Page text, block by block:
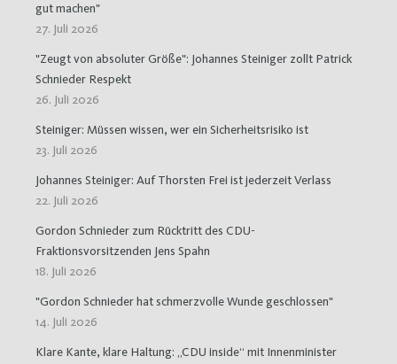
gut machen"
27. Juli 2026
"Zeugt von absoluter Größe": Johannes Steiniger zollt Patrick
Schnieder Respekt
26. Juli 2026
Steiniger: Müssen wissen, wer ein Sicherheitsrisiko ist
23. Juli 2026
Johannes Steiniger: Auf Thorsten Frei ist jederzeit Verlass
22. Juli 2026
Gordon Schnieder zum Rücktritt des CDU-
Fraktionsvorsitzenden Jens Spahn
18. Juli 2026
"Gordon Schnieder hat schmerzvolle Wunde geschlossen"
14. Juli 2026
Klare Kante, klare Haltung: „CDU inside“ mit Innenminister